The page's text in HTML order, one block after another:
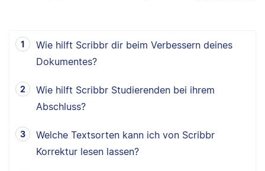
Wie hilft Scribbr dir beim Verbessern deines
Dokumentes?
Wie hilft Scribbr Studierenden bei ihrem
Abschluss?
Welche Textsorten kann ich von Scribbr
Korrektur lesen lassen?